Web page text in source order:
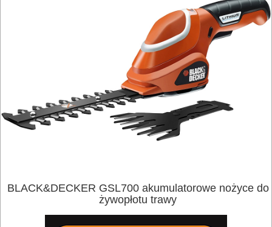
BLACK&DECKER GSL700 akumulatorowe nożyce do
żywopłotu trawy